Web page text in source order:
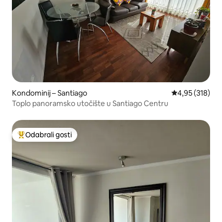
Kondominij – Santiago Prosječna
4,95 (318)
Toplo panoramsko utočište u Santiago Centru
Među najviše rangiranima s oznakom „Odabrali gosti”
Odabrali gosti